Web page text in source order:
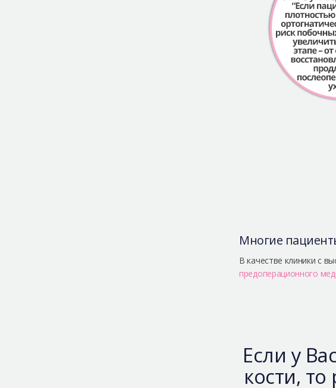
Многие
В качестве клиники с
предоперационного
Если у
кости,